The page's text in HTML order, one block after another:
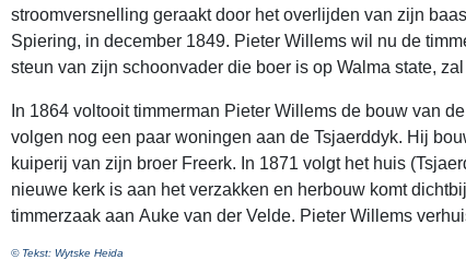
stroomversnelling geraakt door het overlijden van zijn
Spiering, in december 1849. Pieter Willems wil nu de
steun van zijn schoonvader die boer is op Walma state,
In 1864 voltooit timmerman Pieter Willems de bouw van
volgen nog een paar woningen aan de Tsjaerddyk. Hij
kuiperij van zijn broer Freerk. In 1871 volgt het huis
nieuwe kerk is aan het verzakken en herbouw komt
timmerzaak aan Auke van der Velde. Pieter Willems
© Tekst: Wytske Heida